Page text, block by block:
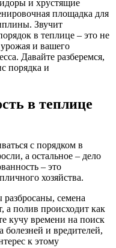
и хрустящие
площадка для
Звучит
в теплице – это не
урожая и вашего
Давайте разберемся,
порядка и
в теплице
с порядком в
а остальное – дело
– это
хозяйства.
разбросаны, семена
а полив происходит как
кучу времени на поиск
и вредителей,
к этому